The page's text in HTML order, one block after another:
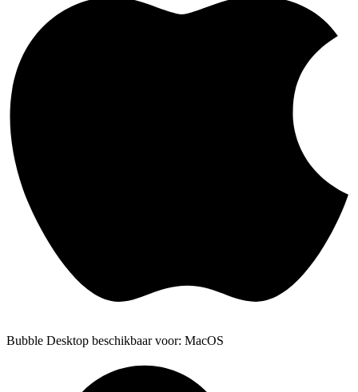
Bubble Desktop beschikbaar voor: MacOS